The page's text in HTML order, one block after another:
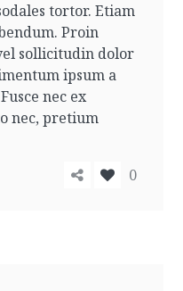
tortor. Etiam
Proin
sollicitudin dolor
ipsum a
nec ex
nec, pretium
0